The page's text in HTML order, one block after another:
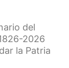
del
2026
la Patria